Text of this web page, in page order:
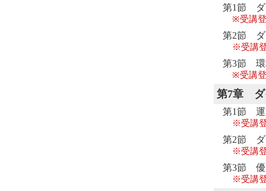
第1節 ダ
※受講
第2節 ダ
※受講
第3節 環
※受講
第7章
第1節 運
※受講
第2節 ダ
※受講
第3節 優
※受講